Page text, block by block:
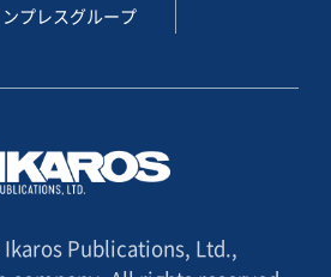
プレスグループ
Publications, Ltd.,